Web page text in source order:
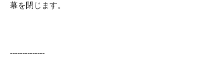
幕を閉じます。
--------------